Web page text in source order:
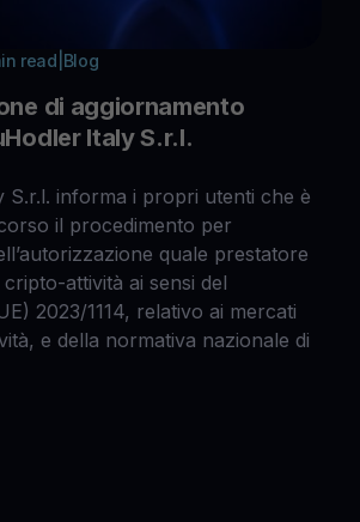
read Blog
di aggiornamento
Italy S.r.l.
S.r.l. informa i propri utenti che è
il procedimento per
quale prestatore
attività ai sensi del
2023/1114, relativo ai mercati
e della normativa nazionale di